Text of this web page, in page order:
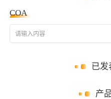
COA
请输入内容
已发
产